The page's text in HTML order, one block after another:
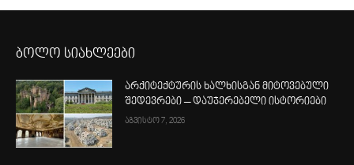
ბოლო სიახლეები
არქიტექტურის ხალხისგან მიტოვებული
შედევრები – დაუჯერებელი ისტორიები
აგვისტო 7, 2026